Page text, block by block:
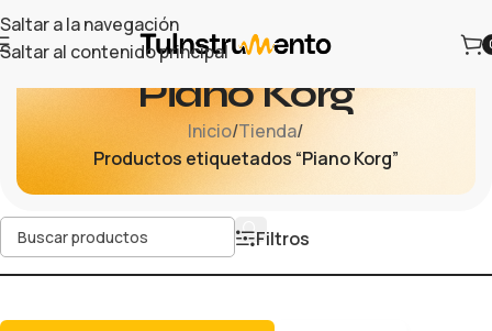
Saltar a la navegación
Saltar al contenido principal
Piano Korg
Inicio/Tienda/
Productos etiquetados “Piano Korg”
Filtros